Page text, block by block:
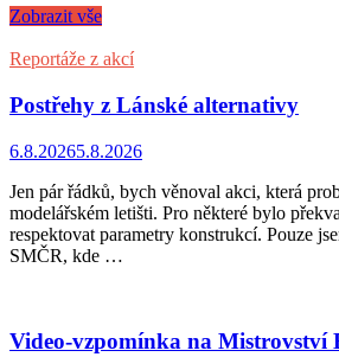
Zobrazit vše
Reportáže z akcí
Postřehy z Lánské alternativy
6.8.20265.8.2026
Jen pár řádků, bych věnoval akci, která
modelářském letišti. Pro některé bylo
respektovat parametry konstrukcí. Pouze
SMČR, kde …
Video-vzpomínka na Mistrovství